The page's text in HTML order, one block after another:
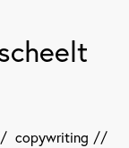
copywriting //